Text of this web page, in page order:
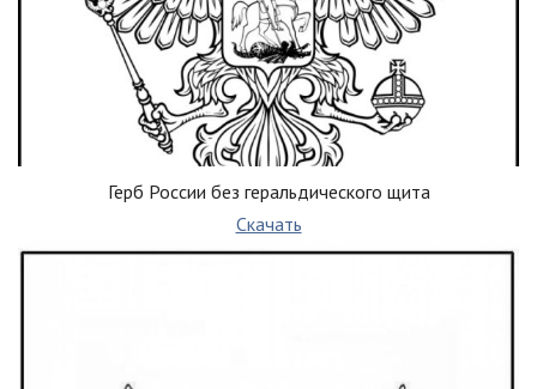
Герб России без геральдического щита
Скачать